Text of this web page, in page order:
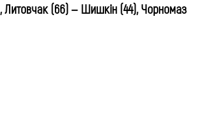
Литовчак (66) – Шишкін (44), Чорномаз